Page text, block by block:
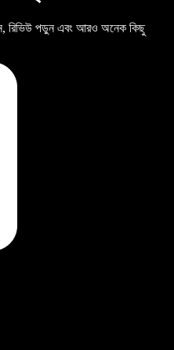
রিভিউ পড়ুন এবং আরও অনেক কিছু